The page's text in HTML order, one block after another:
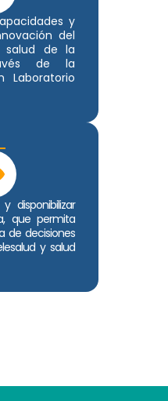
y
del
salud de la
de la
Laboratorio
disponibilizar
que permita
de decisiones
y salud